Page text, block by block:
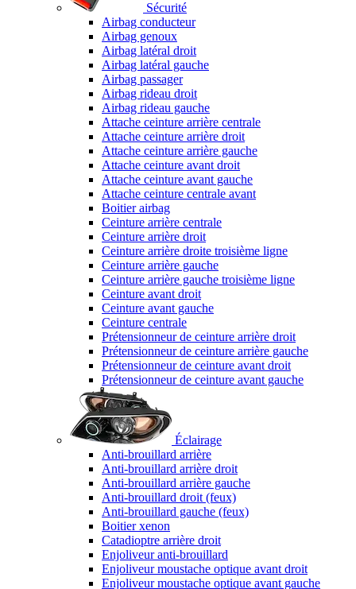
Sécurité
Airbag conducteur
Airbag genoux
Airbag latéral droit
Airbag latéral gauche
Airbag passager
Airbag rideau droit
Airbag rideau gauche
Attache ceinture arrière centrale
Attache ceinture arrière droit
Attache ceinture arrière gauche
Attache ceinture avant droit
Attache ceinture avant gauche
Attache ceinture centrale avant
Boitier airbag
Ceinture arrière centrale
Ceinture arrière droit
Ceinture arrière droite troisième ligne
Ceinture arrière gauche
Ceinture arrière gauche troisième ligne
Ceinture avant droit
Ceinture avant gauche
Ceinture centrale
Prétensionneur de ceinture arrière droit
Prétensionneur de ceinture arrière gauche
Prétensionneur de ceinture avant droit
Prétensionneur de ceinture avant gauche
Éclairage
Anti-brouillard arrière
Anti-brouillard arrière droit
Anti-brouillard arrière gauche
Anti-brouillard droit (feux)
Anti-brouillard gauche (feux)
Boitier xenon
Catadioptre arrière droit
Enjoliveur anti-brouillard
Enjoliveur moustache optique avant droit
Enjoliveur moustache optique avant gauche